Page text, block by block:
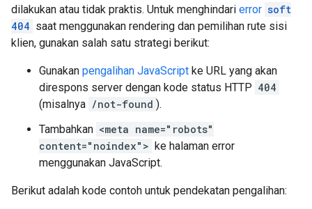
dilakukan atau tidak praktis. Untuk menghindari error soft
404 saat menggunakan rendering dan pemilihan rute sisi
klien, gunakan salah satu strategi berikut:
Gunakan pengalihan JavaScript ke URL yang akan
direspons server dengan kode status HTTP 404
(misalnya /not-found ).
Tambahkan <meta name="robots"
content="noindex"> ke halaman error
menggunakan JavaScript.
Berikut adalah kode contoh untuk pendekatan pengalihan: